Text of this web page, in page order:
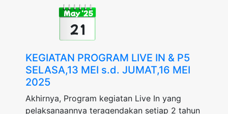
May '25
21
KEGIATAN PROGRAM LIVE IN & P5
SELASA,13 MEI s.d. JUMAT,16 MEI
2025
Akhirnya, Program kegiatan Live In yang
pelaksanaannya teragendakan setiap 2 tahun